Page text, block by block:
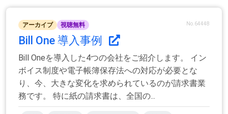
アーカイブ 視聴無料 No.64448
Bill One 導入事例
Bill Oneを導入した4つの会社をご紹介します。 イン
ボイス制度や電子帳簿保存法への対応が必要とな
り、今、大きな変化を求められているのが請求書業
務です。 特に紙の請求書は、全国の...